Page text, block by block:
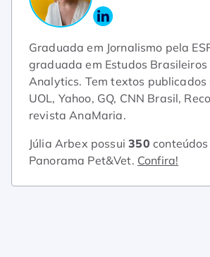
Graduada em Jornalismo pela
graduada em Estudos Brasileiros
Analytics. Tem textos publicados
UOL, Yahoo, GQ, CNN Brasil,
revista AnaMaria.
Júlia Arbex possui350
Panorama Pet&Vet. Confira!